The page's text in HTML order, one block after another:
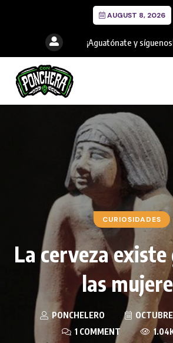
AUGUST 8, 2026
¡Aguatónate y
CURIOSIDADES
La cerveza existe
las
PONCHELERO
1 COMMENT